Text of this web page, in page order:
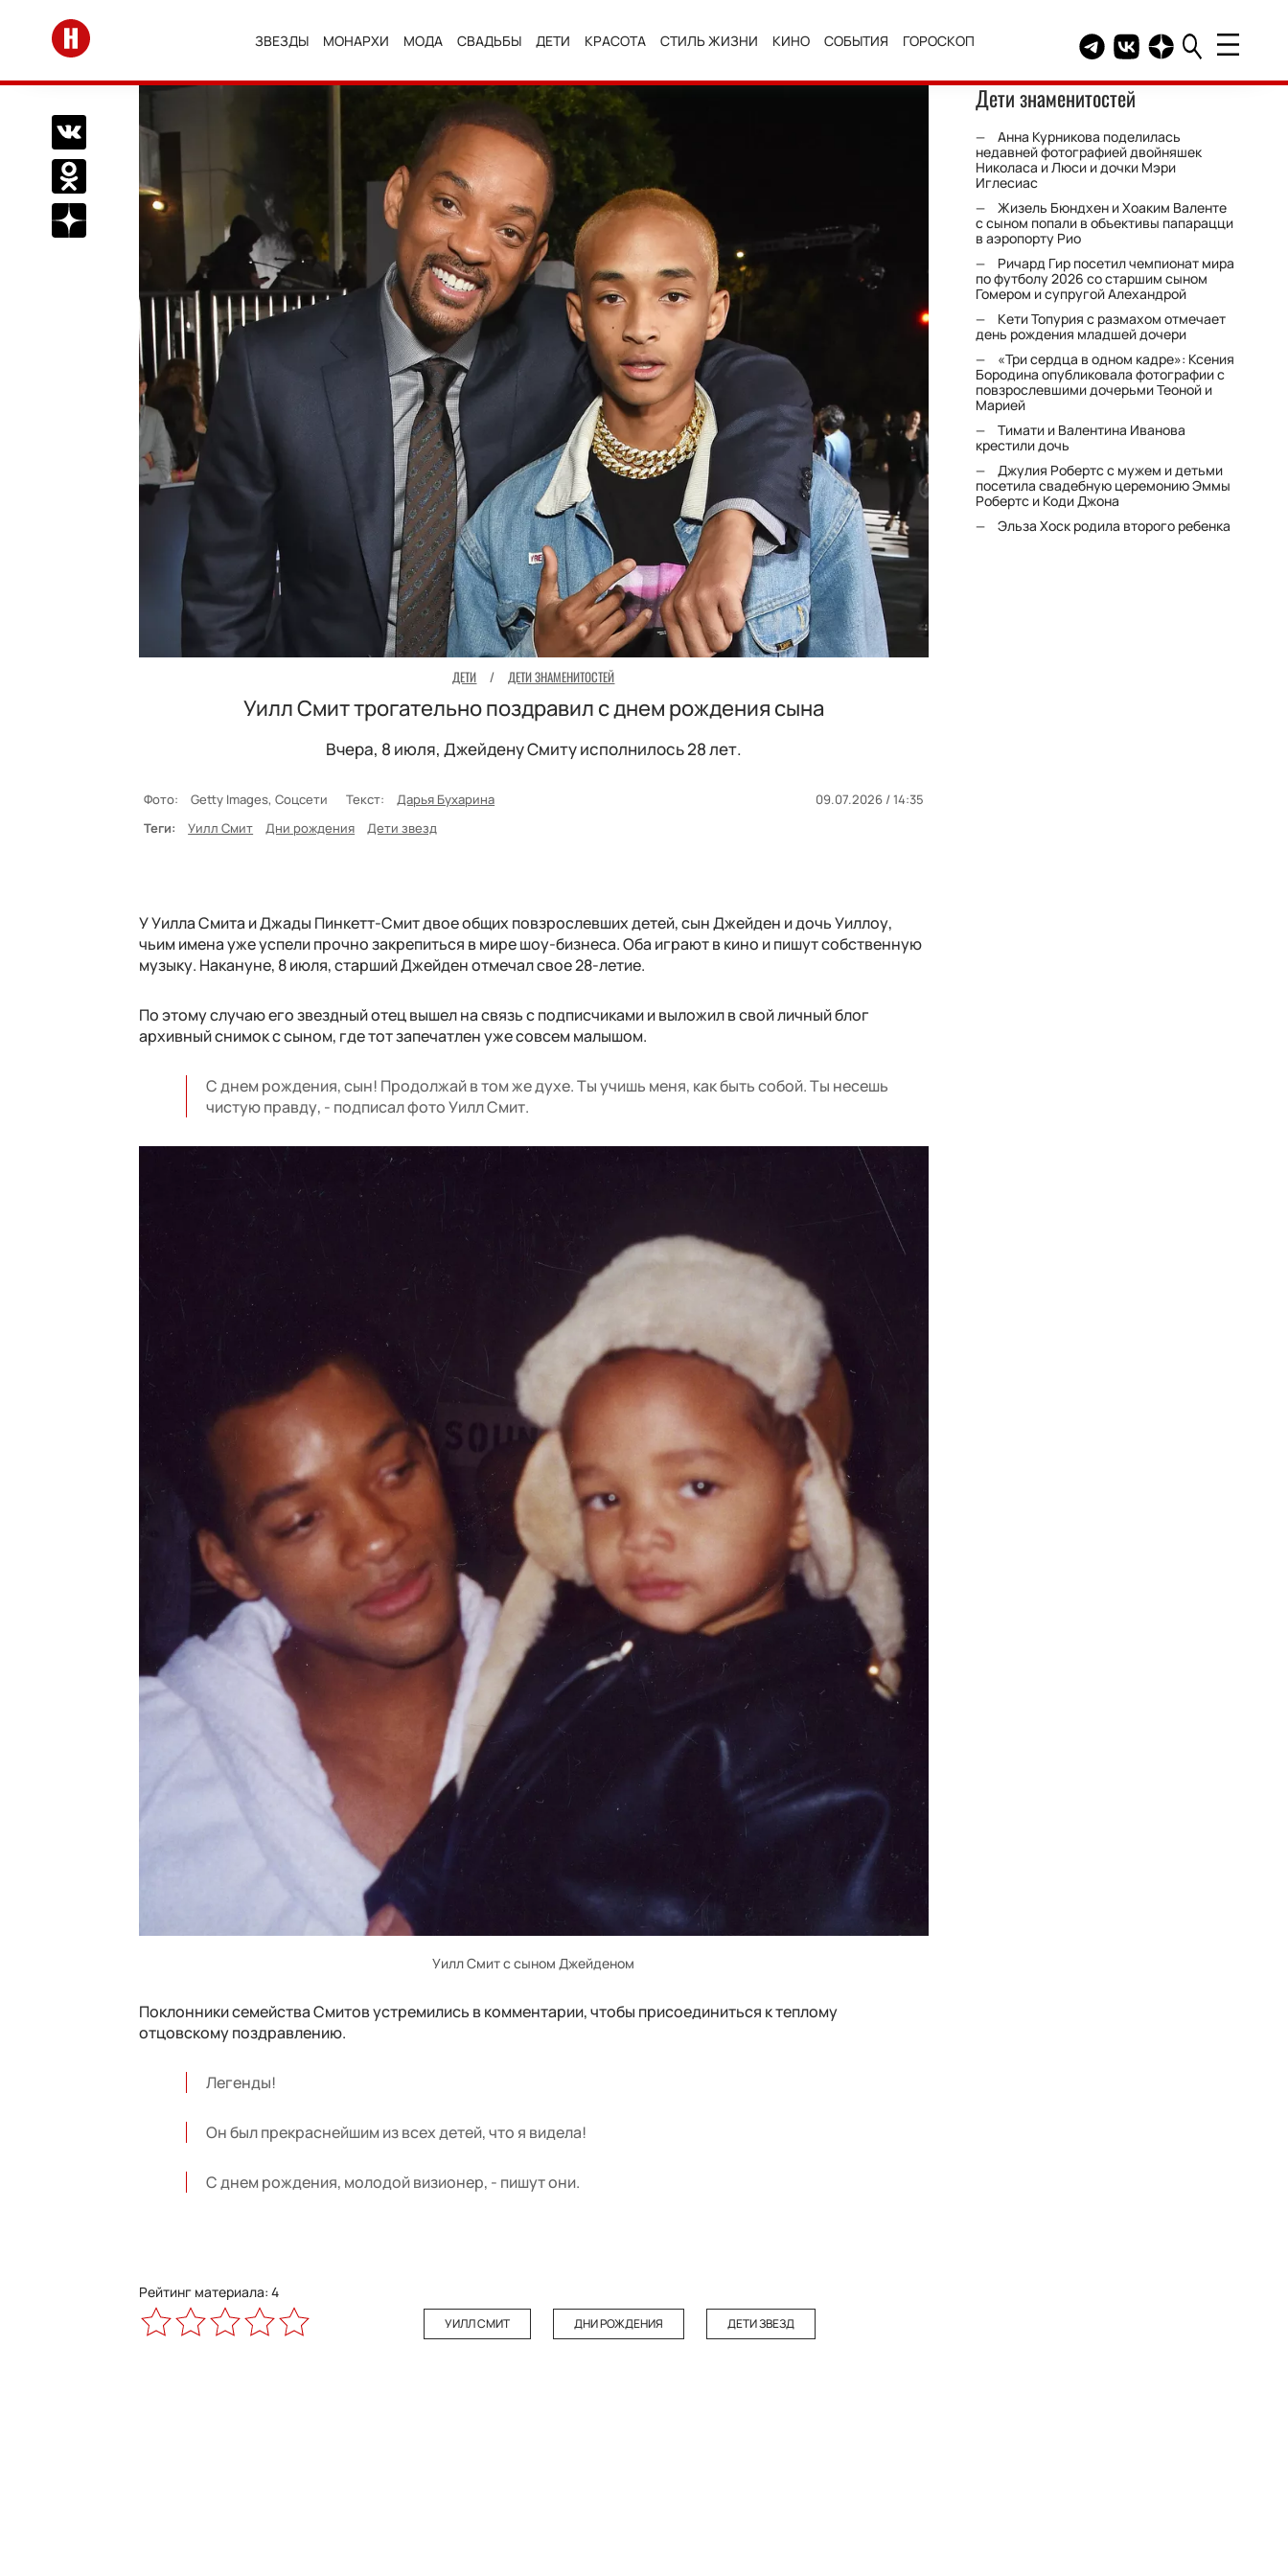
Перейти на главную
ЗВЕЗДЫ МОНАРХИ МОДА СВАДЬБЫ ДЕТИ КРАСОТА СТИЛЬ ЖИЗНИ КИНО СОБЫТИЯ ГОРОСКОП Telegram канал HELLO
Группа HELLO
Канал HELLO в
Поделиться Вконтакте
Поделиться в Одноклассниках
Подписаться на нас в Дзен
ДЕТИ / ДЕТИ ЗНАМЕНИТОСТЕЙ
Уилл Смит трогательно поздравил с днем рождения сына
Вчера, 8 июля, Джейдену Смиту исполнилось 28 лет.
Фото: Getty Images, Соцсети Текст: Дарья Бухарина
09.07.2026 / 14:35
Теги:
Уилл Смит Дни рождения Дети звезд
У Уилла Смита и Джады Пинкетт-Смит двое общих повзрослевших детей, сын Джейден и дочь Уиллоу,
чьим имена уже успели прочно закрепиться в мире шоу-бизнеса. Оба играют в кино и пишут собственную
музыку. Накануне, 8 июля, старший Джейден отмечал свое 28-летие.
По этому случаю его звездный отец вышел на связь с подписчиками и выложил в свой личный блог
архивный снимок с сыном, где тот запечатлен уже совсем малышом.
С днем рождения, сын! Продолжай в том же духе. Ты учишь меня, как быть собой. Ты несешь
чистую правду, - подписал фото Уилл Смит.
Уилл Смит с сыном Джейденом
Поклонники семейства Смитов устремились в комментарии, чтобы присоединиться к теплому
отцовскому поздравлению.
Легенды!
Он был прекраснейшим из всех детей, что я видела!
С днем рождения, молодой визионер, - пишут они.
Рейтинг материала: 4
УИЛЛ СМИТ ДНИ РОЖДЕНИЯ ДЕТИ ЗВЕЗД
Дети знаменитостей
Анна Курникова поделилась
недавней фотографией двойняшек
Николаса и Люси и дочки Мэри
Иглесиас
Жизель Бюндхен и Хоаким Валенте
с сыном попали в объективы папарацци
в аэропорту Рио
Ричард Гир посетил чемпионат мира
по футболу 2026 со старшим сыном
Гомером и супругой Алехандрой
Кети Топурия с размахом отмечает
день рождения младшей дочери
«Три сердца в одном кадре»: Ксения
Бородина опубликовала фотографии с
повзрослевшими дочерьми Теоной и
Марией
Тимати и Валентина Иванова
крестили дочь
Джулия Робертс с мужем и детьми
посетила свадебную церемонию Эммы
Робертс и Коди Джона
Эльза Хоск родила второго ребенка